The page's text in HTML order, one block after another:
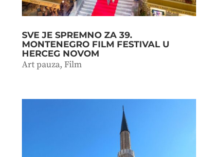
SVE JE SPREMNO ZA 39.
MONTENEGRO FILM FESTIVAL U
HERCEG NOVOM
Art pauza, Film